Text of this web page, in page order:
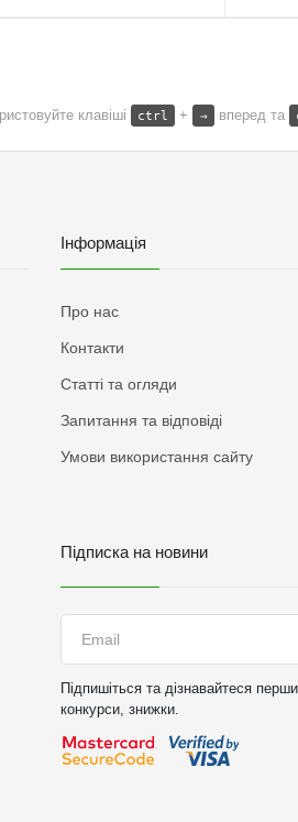
клавіші ctrl + → вперед та
Інформація
Про нас
Контакти
Статті та огляди
Запитання та відповіді
Умови використання сайту
Підписка на новини
Підпишіться та дізнавайтеся
конкурси, знижки.